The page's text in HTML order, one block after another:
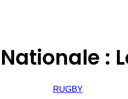
Nationale :
RUGBY